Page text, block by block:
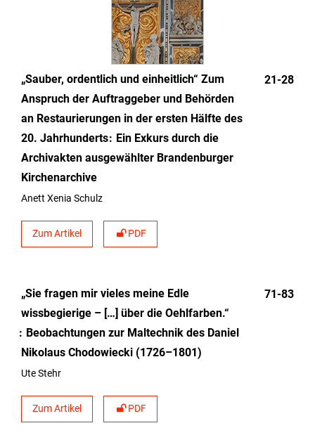
„Sauber, ordentlich und einheitlich“ Zum
Anspruch der Auftraggeber und Behörden
an Restaurierungen in der ersten Hälfte des
20. Jahrhunderts Ein Exkurs durch die
Archivakten ausgewählter Brandenburger
Kirchenarchive
Anett Xenia Schulz
Zum Artikel PDF
21-28
„Sie fragen mir vieles meine Edle
wissbegierige – […] über die Oehlfarben.“
Beobachtungen zur Maltechnik des Daniel
Nikolaus Chodowiecki (1726–1801)
Ute Stehr
Zum Artikel PDF
71-83